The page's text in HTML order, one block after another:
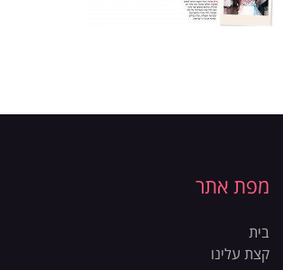
מפת אתר
בית
קצת עלינו